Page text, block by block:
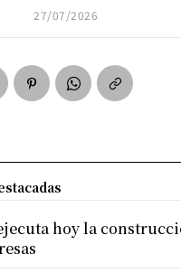
27/07/2026
hoy la